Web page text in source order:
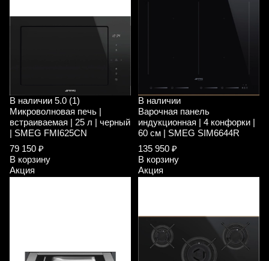
В наличии 5.0 (1)
Микроволновая печь |
встраиваемая | 25 л | черный
| SMEG FMI625CN
79 150 ₽
В корзину
Акция
В наличии
Варочная панель
индукционная | 4 конфорки |
60 см | SMEG SIM6644R
135 950 ₽
В корзину
Акция